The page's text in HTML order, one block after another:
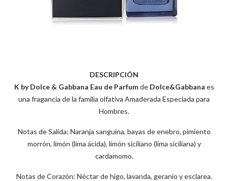
DESCRIPCIÓN
K by Dolce & Gabbana Eau de Parfumde Dolce&Gabbana es
una fragancia de la familia olfativa Amaderada Especiada para
Hombres.
Notas de Salida: Naranja sanguina, bayas de enebro, pimiento
morrón, limón (lima ácida), limón siciliano (lima siciliana) y
cardamomo.
Notas de Corazón: Néctar de higo, lavanda, geranio y esclarea.